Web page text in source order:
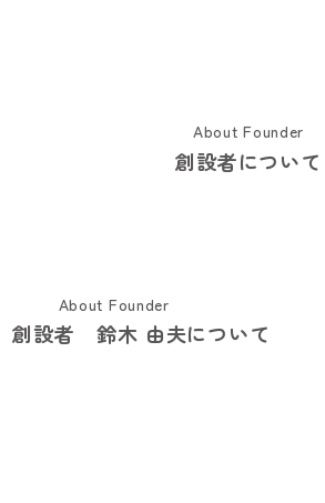
About Founder
創設者について
About Founder
創設者 鈴木 由夫について